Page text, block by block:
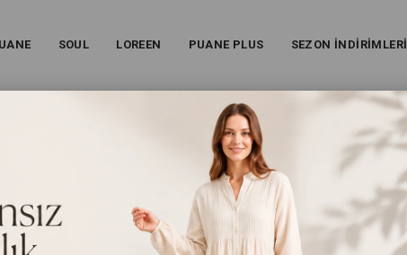
SOUL LOREEN PUANE PLUS SEZON İNDİRİMLERİ
– 20761GML - LACIVERT
Detaylı Kuşaklı Gömlek – 20761GML - Lacivert